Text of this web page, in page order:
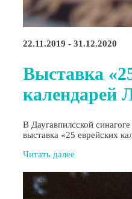
22.11.2019 - 31.12.2020
Выставка
календарей
В Даугавпилсской
выставка «25 еврейских
Читать далее